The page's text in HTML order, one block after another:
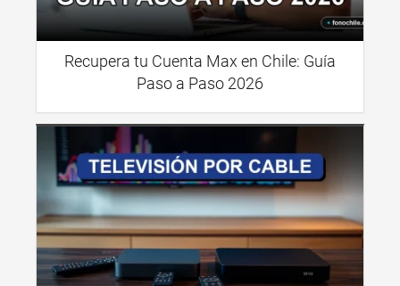
Recupera tu Cuenta Max en Chile: Guía
Paso a Paso 2026